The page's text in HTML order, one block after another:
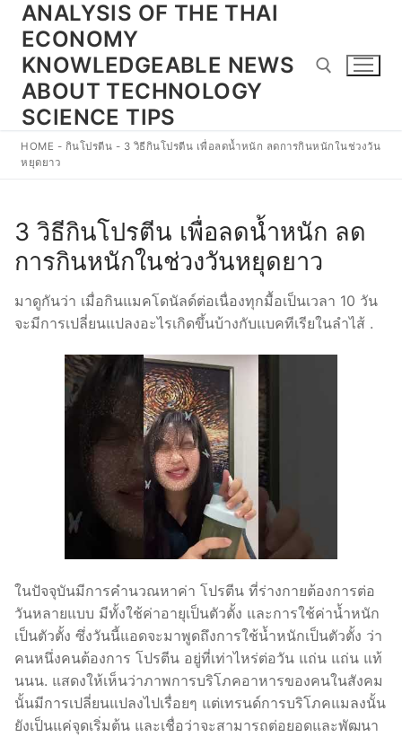
Skip
content
ANALYSIS OF THE THAI
ECONOMY
KNOWLEDGEABLE NEWS
ABOUT TECHNOLOGY
SCIENCE TIPS
Search for:
HOME - กินโปรตีน - 3 วิธีกินโปรตีน เพื่อลดน้ำหนัก ลดการกินหนักในช่วงวัน
หยุดยาว
3 วิธีกินโปรตีน เพื่อลดน้ำหนัก ลด
การกินหนักในช่วงวันหยุดยาว
มาดูกันว่า เมื่อกินแมคโดนัลด์ต่อเนื่องทุกมื้อเป็นเวลา 10 วัน
จะมีการเปลี่ยนแปลงอะไรเกิดขึ้นบ้างกับแบคทีเรียในลำไส้ .
ในปัจจุบันมีการคำนวณหาค่า โปรตีน ที่ร่างกายต้องการต่อ
วันหลายแบบ มีทั้งใช้ค่าอายุเป็นตัวตั้ง และการใช้ค่าน้ำหนัก
เป็นตัวตั้ง ซึ่งวันนี้แอดจะมาพูดถึงการใช้น้ำหนักเป็นตัวตั้ง ว่า
คนหนึ่งคนต้องการ โปรตีน อยู่ที่เท่าไหร่ต่อวัน แถ่น แถ่น แท้
นนน. แสดงให้เห็นว่าภาพการบริโภคอาหารของคนในสังคม
นั้นมีการเปลี่ยนแปลงไปเรื่อยๆ แต่เทรนด์การบริโภคแมลงนั้น
ยังเป็นแค่จุดเริ่มต้น และเชื่อว่าจะสามารถต่อยอดและพัฒนา